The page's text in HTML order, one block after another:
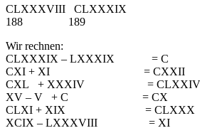
CLXXXVIII CLXXXIX
188 189
Wir rechnen:
CLXXXIX – LXXXIX =
CXI + XI = CXXII
CXL + XXXIV =
XV – V + C = CX
CLXI + XIX = CLXXX
XCIX – LXXXVIII = XI